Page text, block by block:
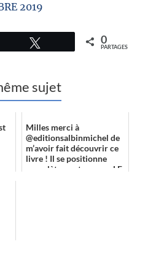
2019
0
PARTAGES
sujet
Milles merci à
@editionsalbinmichel de
m’avoir fait découvrir ce
livre ! Il se positionne
complètement comme LE